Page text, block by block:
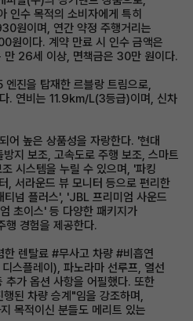
인수 목적의 소비자에게 특히
원이며, 연간 약정 주행거리는
이다. 계약 만료 시 인수 금액은
26세 이상, 면책금은 30만 원이다.
진을 탑재한 르블랑 트림으로,
. 연비는 11.9km/L(3등급)이며, 신차
어 높은 상품성을 자랑한다. '현대
지 보조, 고속도로 주행 보조, 스마트
시스템을 누릴 수 있으며, '파킹
, 서라운드 뷰 모니터 등으로 편리한
넘 플러스', 'JBL 프리미엄 사운드
초이스' 등 다양한 패키지가
행 경험을 제공한다.
렌탈료 #무사고 차량 #비흡연
스플레이), 파노라마 선루프, 열선
가 옵션 사항을 어필했다. 또한
된 차량 승계"임을 강조하며,
목적이신 분들도 메리트 있는